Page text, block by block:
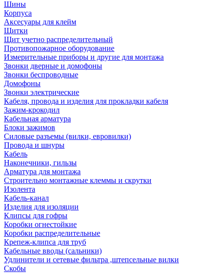
Шины
Корпуса
Аксесуары для клейм
Щитки
Щит учетно распределительный
Противопожарное оборудование
Измерительные приборы и другие для монтажа
Звонки дверные и домофоны
Звонки беспроводные
Домофоны
Звонки электрические
Кабеля, провода и изделия для прокладки кабеля
Зажим-крокодил
Кабельная арматура
Блоки зажимов
Силовые разъемы (вилки, евровилки)
Провода и шнуры
Кабель
Наконечники, гильзы
Арматура для монтажа
Строительно монтажные клеммы и скрутки
Изолента
Кабель-канал
Изделия для изоляции
Клипсы для гофры
Коробки огнестойкие
Коробки распределительные
Крепеж-клипса для труб
Кабельные вводы (сальники)
Удлинители и сетевые фильтра ,штепсельные вилки
Скобы